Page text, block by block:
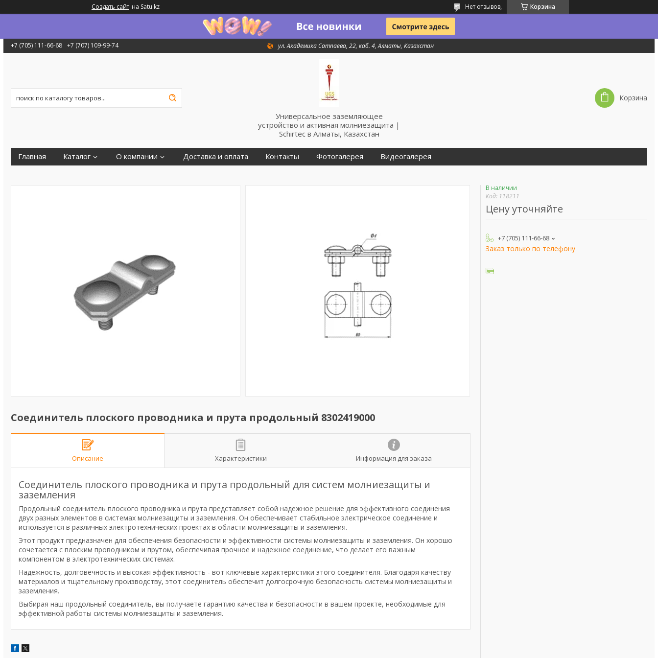
Создать сайт на Satu.kz Корзина
Нет отзывов,
+7 (705) 111-66-68 +7 (707) 109-99-74 ул. Академика Сатпаева, 22, каб. 4, Алматы, Казахстан
Универсальное заземляющее
устройство и активная молниезащита |
Schirtec в Алматы, Казахстан
Корзина
Главная Каталог О компании Доставка и оплата Контакты Фотогалерея Видеогалерея
Cоединитель плоского проводника и прута продольный 8302419000
Описание Характеристики Информация для заказа
Соединитель плоского проводника и прута продольный для систем молниезащиты и
заземления
Продольный соединитель плоского проводника и прута представляет собой надежное решение для эффективного соединения
двух разных элементов в системах молниезащиты и заземления. Он обеспечивает стабильное электрическое соединение и
используется в различных электротехнических проектах в области молниезащиты и заземления.
Этот продукт предназначен для обеспечения безопасности и эффективности системы молниезащиты и заземления. Он хорошо
сочетается с плоским проводником и прутом, обеспечивая прочное и надежное соединение, что делает его важным
компонентом в электротехнических системах.
Надежность, долговечность и высокая эффективность - вот ключевые характеристики этого соединителя. Благодаря качеству
материалов и тщательному производству, этот соединитель обеспечит долгосрочную безопасность системы молниезащиты и
заземления.
Выбирая наш продольный соединитель, вы получаете гарантию качества и безопасности в вашем проекте, необходимые для
эффективной работы системы молниезащиты и заземления.
В наличии
Код: 118211
Цену уточняйте
+7 (705) 111-66-68
Заказ только по телефону